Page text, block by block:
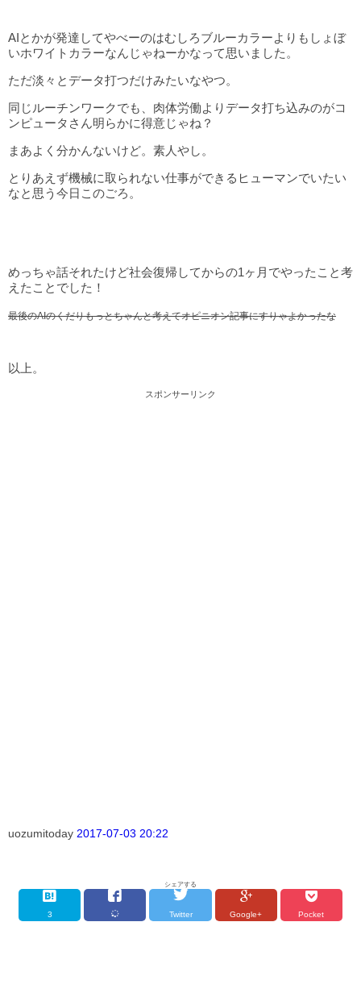
AIとかが発達してやべーのはむしろブルーカラーよりもしょぼ
いホワイトカラーなんじゃねーかなって思いました。
ただ淡々とデータ打つだけみたいなやつ。
同じルーチンワークでも、肉体労働よりデータ打ち込みのがコ
ンピュータさん明らかに得意じゃね？
まあよく分かんないけど。素人やし。
とりあえず機械に取られない仕事ができるヒューマンでいたい
なと思う今日このごろ。
めっちゃ話それたけど社会復帰してからの1ヶ月でやったこと考
えたことでした！
最後のAIのくだりもっとちゃんと考えてオピニオン記事にすりゃよかったな
以上。
スポンサーリンク
uozumitoday 2017-07-03 20:22
シェアする
3 Twitter Google+ Pocket